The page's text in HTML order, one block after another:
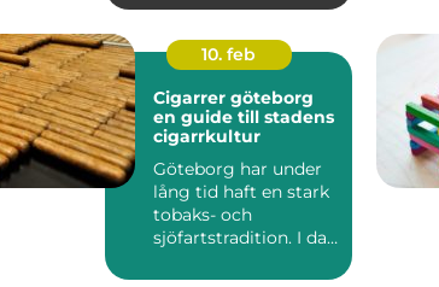
av lång tradit...
10. feb
Cigarrer göteborg
en guide till stadens
cigarrkultur
Göteborg har under
lång tid haft en stark
tobaks- och
sjöfartstradition. I dag